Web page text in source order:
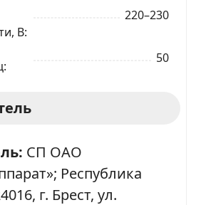
В
220–230
50
СП ОАО
Республика
г. Брест, ул.